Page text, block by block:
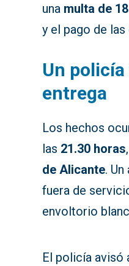
una multa de
y el pago de
Un
entrega
Los hechos
las 21.30 horas
de Alicante.
fuera de
envoltorio
El policía avisó